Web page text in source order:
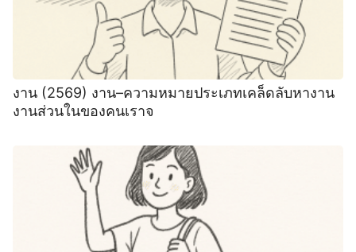
งาน (2569) งาน–ความหมายประเภทเคล็ดลับหางาน
งานส่วนในของคนเราจ